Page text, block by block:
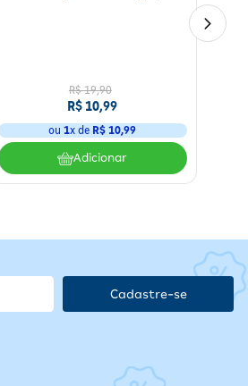
R$ 19,90
R$10,99
ou1x de R$ 10,99
Adicionar
Cadastre-se